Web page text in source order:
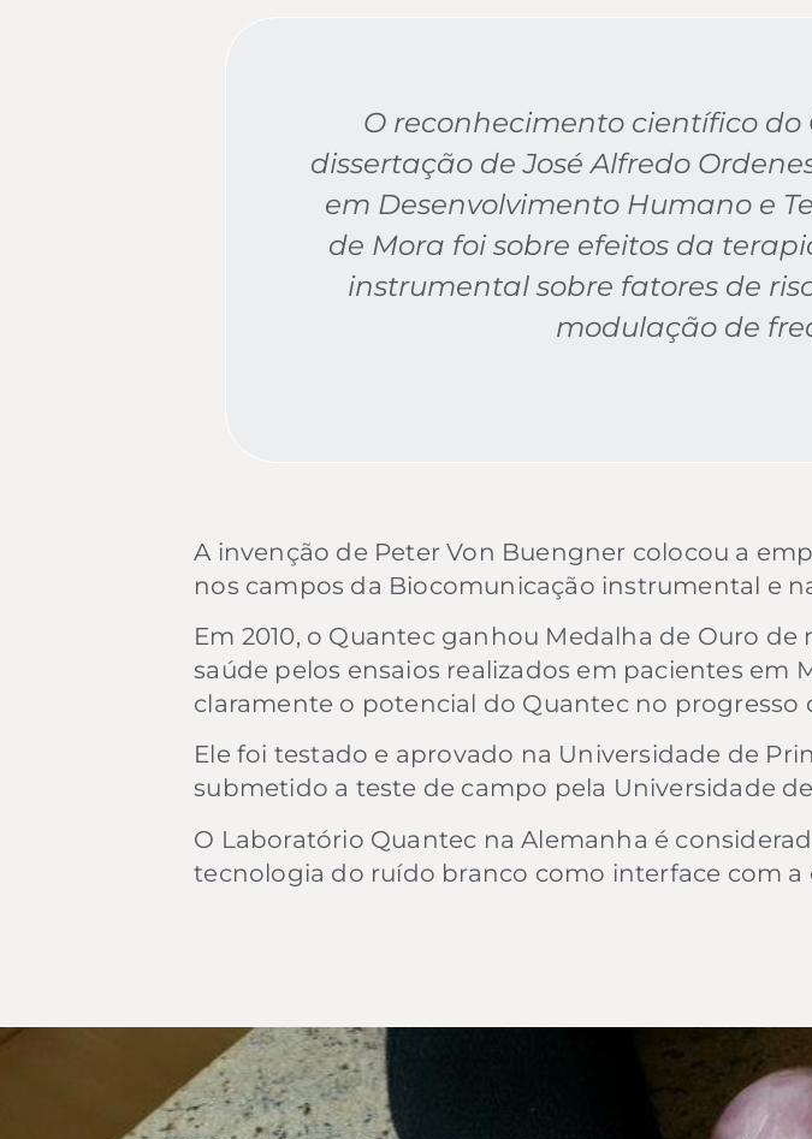
O reconhecimento científico
dissertação de José Alfredo
em Desenvolvimento Humano e
de Mora foi sobre efeitos da
instrumental sobre fatores de
modulação de
A invenção de Peter Von Buengner colocou a
nos campos da Biocomunicação instrumental e
Em 2010, o Quantec ganhou Medalha de Ouro
saúde pelos ensaios realizados em pacientes em
claramente o potencial do Quantec no progresso
Ele foi testado e aprovado na Universidade de
submetido a teste de campo pela Universidade
O Laboratório Quantec na Alemanha é
tecnologia do ruído branco como interface com